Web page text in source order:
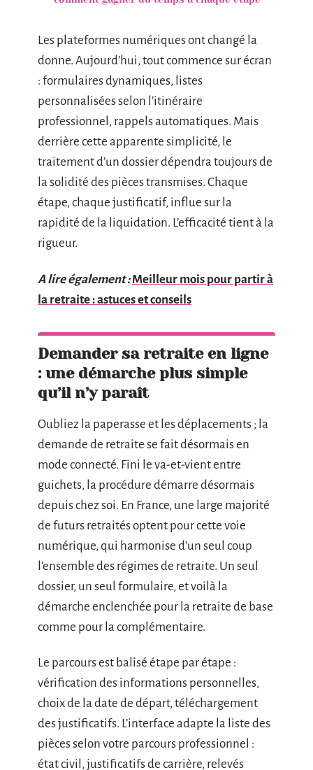
Les plateformes numériques ont changé la
donne. Aujourd’hui, tout commence sur écran
: formulaires dynamiques, listes
personnalisées selon l’itinéraire
professionnel, rappels automatiques. Mais
derrière cette apparente simplicité, le
traitement d’un dossier dépendra toujours de
la solidité des pièces transmises. Chaque
étape, chaque justificatif, influe sur la
rapidité de la liquidation. L’efficacité tient à la
rigueur.
A lire également : Meilleur mois pour partir à
la retraite : astuces et conseils
Demander sa retraite en ligne
: une démarche plus simple
qu’il n’y paraît
Oubliez la paperasse et les déplacements ; la
demande de retraite se fait désormais en
mode connecté. Fini le va-et-vient entre
guichets, la procédure démarre désormais
depuis chez soi. En France, une large majorité
de futurs retraités optent pour cette voie
numérique, qui harmonise d’un seul coup
l’ensemble des régimes de retraite. Un seul
dossier, un seul formulaire, et voilà la
démarche enclenchée pour la retraite de base
comme pour la complémentaire.
Le parcours est balisé étape par étape :
vérification des informations personnelles,
choix de la date de départ, téléchargement
des justificatifs. L’interface adapte la liste des
pièces selon votre parcours professionnel :
état civil, justificatifs de carrière, relevés